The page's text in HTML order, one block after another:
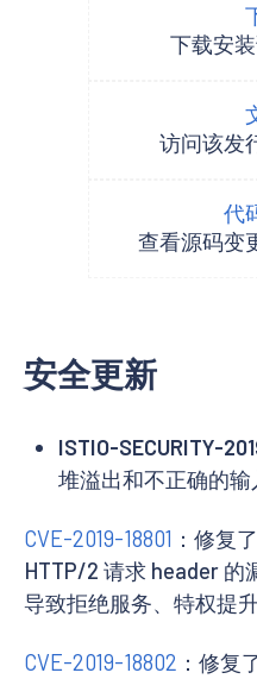
下载安装
访问该发
代
查看源码变
安全更新
ISTIO-SECURITY-
堆溢出和不正确的输
CVE-2019-18801 ：修复
HTTP/2 请求 header 的
导致拒绝服务、特权提
CVE-2019-18802 ：修复